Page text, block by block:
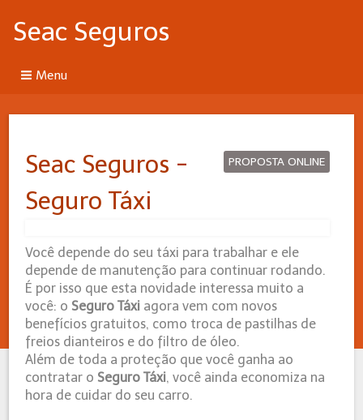
Seac Seguros
Menu
PROPOSTA ONLINE
Seac Seguros -
Seguro Táxi
Você depende do seu táxi para trabalhar e ele
depende de manutenção para continuar rodando.
É por isso que esta novidade interessa muito a
você: o Seguro Táxi agora vem com novos
benefícios gratuitos, como troca de pastilhas de
freios dianteiros e do filtro de óleo.
Além de toda a proteção que você ganha ao
contratar o Seguro Táxi, você ainda economiza na
hora de cuidar do seu carro.